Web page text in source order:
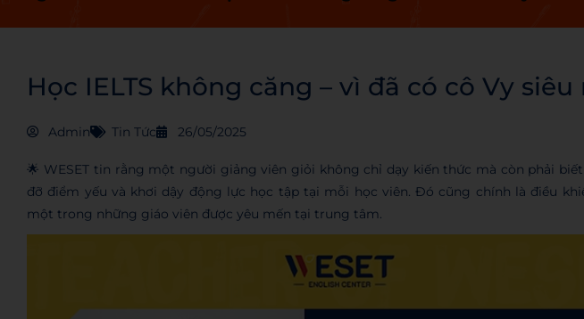
Học IELTS không căng – vì đã có cô Vy siêu
Admin Tin Tức 26/05/2025
🌟 WESET tin rằng một người giảng viên giỏi không chỉ dạy kiến thức mà còn phải
đỡ điểm yếu và khơi dậy động lực học tập tại mỗi học viên. Đó cũng chính là điều
một trong những giáo viên được yêu mến tại trung tâm.